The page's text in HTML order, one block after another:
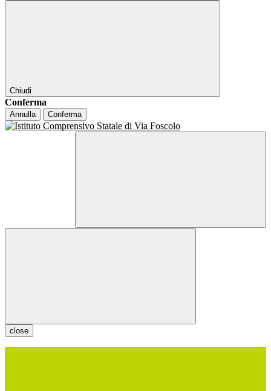
Chiudi
Conferma
Annulla Conferma
close